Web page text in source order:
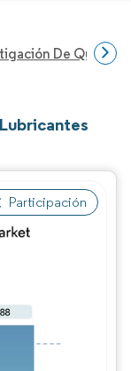
De
Participación